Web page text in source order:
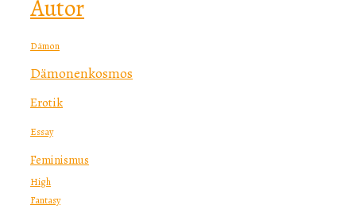
Autor
Dämon
Dämonenkosmos
Erotik
Essay
Feminismus
High
Fantasy